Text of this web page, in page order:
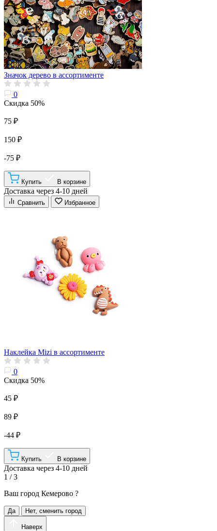
Значок дерево в ассортименте
0
Скидка 50%
75 ₽
150 ₽
-75 ₽
Купить В корзине
Доставка через 4-10 дней
Сравнить Избранное
Наклейка Mizi в ассортименте
0
Скидка 50%
45 ₽
89 ₽
-44 ₽
Купить В корзине
Доставка через 4-10 дней
1 / 3
Ваш город Кемерово ?
Да Нет, сменить город
Наверх